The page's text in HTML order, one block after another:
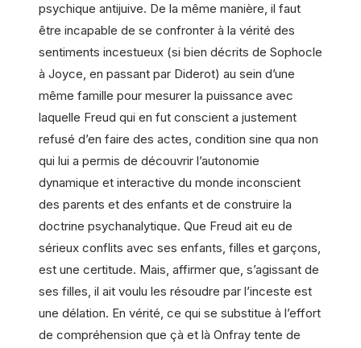
psychique antijuive. De la même manière, il faut
être incapable de se confronter à la vérité des
sentiments incestueux (si bien décrits de Sophocle
à Joyce, en passant par Diderot) au sein d’une
même famille pour mesurer la puissance avec
laquelle Freud qui en fut conscient a justement
refusé d’en faire des actes, condition sine qua non
qui lui a permis de découvrir l’autonomie
dynamique et interactive du monde inconscient
des parents et des enfants et de construire la
doctrine psychanalytique. Que Freud ait eu de
sérieux conflits avec ses enfants, filles et garçons,
est une certitude. Mais, affirmer que, s’agissant de
ses filles, il ait voulu les résoudre par l’inceste est
une délation. En vérité, ce qui se substitue à l’effort
de compréhension que çà et là Onfray tente de